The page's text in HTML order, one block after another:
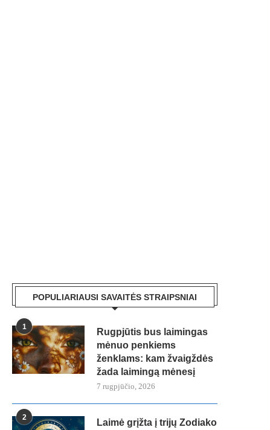
POPULIARIAUSI SAVAITĖS STRAIPSNIAI
1
Rugpjūtis bus laimingas
mėnuo penkiems
ženklams: kam žvaigždės
žada laimingą mėnesį
7 rugpjūčio, 2026
2
Laimė grįžta į trijų Zodiako